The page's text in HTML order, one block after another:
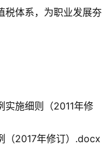
税体系，为职业发展夯
实施细则（2011年修
（2017年修订）.docx